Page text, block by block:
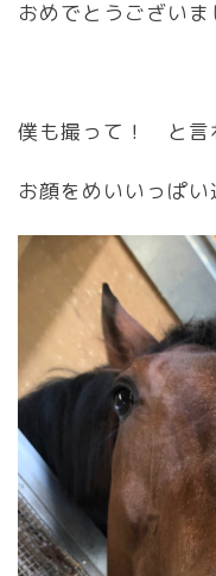
おめでとうございま
僕も撮って！ と言
お顔をめいいっぱい